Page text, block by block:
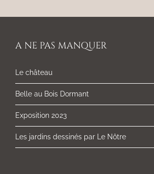
A NE PAS MANQUER
Le château
Belle au Bois Dormant
Exposition 2023
Les jardins dessinés par Le Nôtre